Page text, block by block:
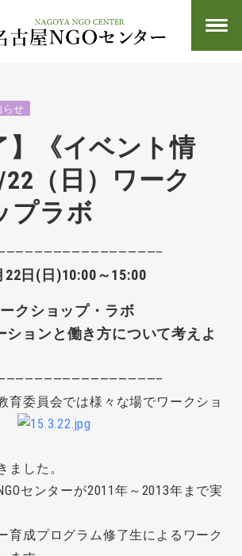
らせ
】《イベント情
（日）ワーク
プラボ
日(日)10:00～15:00
ップ・ラボ
ションと働き方について考えよ
育委員会では様々な場でワークショ
ました。
センターが2011年～2013年まで実
育成プログラム修了生によるワーク